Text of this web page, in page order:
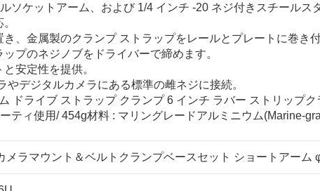
ケットアーム、および 1/4 インチ -20 ネジ付きスチールス
、金属製のクランプ ストラップをレールとプレートに巻き付
プのネジノブをドライバーで締めます。
安定性を提供。
デジタルカメラにある標準の雌ネジに接続。
ドライブ ストラップ クランプ 6 インチ ラバー ストリップ
ティ使用/ 454g材料 : マリングレードアルミニウム(Marine-
メラマウント＆ベルトクランプベースセット ショートアー